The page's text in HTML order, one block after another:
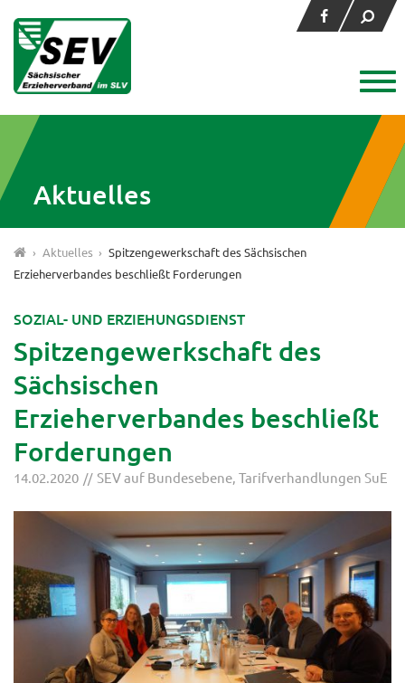
Aktuelles
› Aktuelles › Spitzengewerkschaft des Sächsischen
Erzieherverbandes beschließt Forderungen
SOZIAL- UND ERZIEHUNGSDIENST
Spitzengewerkschaft des
Sächsischen
Erzieherverbandes beschließt
Forderungen
14.02.2020 SEV auf Bundesebene, Tarifverhandlungen SuE